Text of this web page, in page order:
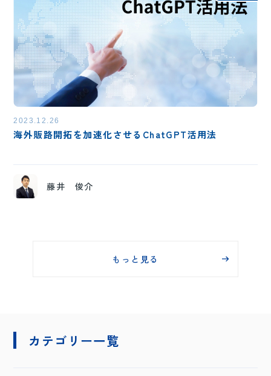
2023.12.26
海外販路開拓を加速化させるChatGPT活用法
藤井 俊介
もっと見る
カテゴリー一覧